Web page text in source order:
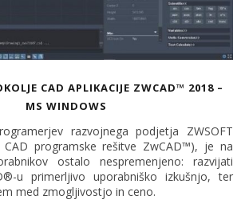
CAD APLIKACIJE ZWCAD™ 2018 –
MS WINDOWS
razvojnega podjetja ZWSOFT
programske rešitve ZwCAD™), je na
ostalo nespremenjeno: razvijati
u primerljivo uporabniško izkušnjo, ter
med zmogljivostjo in ceno.